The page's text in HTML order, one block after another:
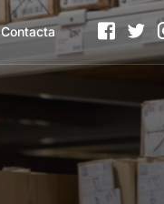
Contacta